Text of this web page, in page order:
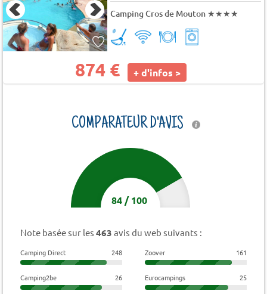
Camping Cros de Mouton ★★★★
874 € + d'infos >
COMPARATEUR D'AVIS
84/100
Note basée sur les 463 avis du web suivants :
Camping Direct 248 Zoover 161
Camping2be 26 Eurocampings 25